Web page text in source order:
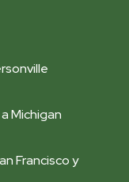
Michigan
Francisco y